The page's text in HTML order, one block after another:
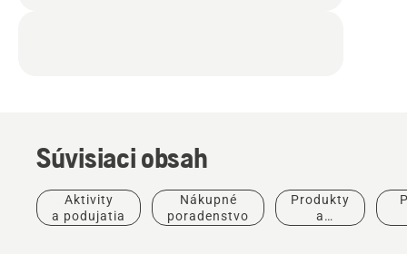
Súvisiaci obsah
Aktivity
a podujatia
Nákupné
poradenstvo
Produkty
a
Športové
kluby
Ponuky